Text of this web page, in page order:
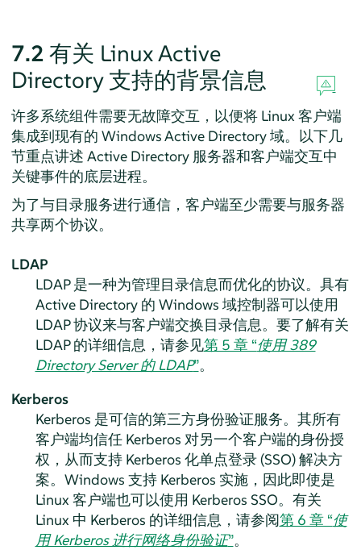
7.2 有关 Linux Active
Directory 支持的背景信息
许多系统组件需要无故障交互，以便将 Linux 客户端
集成到现有的 Windows Active Directory 域。以下几
节重点讲述 Active Directory 服务器和客户端交互中
关键事件的底层进程。
为了与目录服务进行通信，客户端至少需要与服务器
共享两个协议。
LDAP
LDAP 是一种为管理目录信息而优化的协议。具有
Active Directory 的 Windows 域控制器可以使用
LDAP 协议来与客户端交换目录信息。要了解有关
LDAP 的详细信息，请参见第 5 章 “使用 389
Directory Server 的 LDAP”。
Kerberos
Kerberos 是可信的第三方身份验证服务。其所有
客户端均信任 Kerberos 对另一个客户端的身份授
权，从而支持 Kerberos 化单点登录 (SSO) 解决方
案。Windows 支持 Kerberos 实施，因此即使是
Linux 客户端也可以使用 Kerberos SSO。有关
Linux 中 Kerberos 的详细信息，请参阅第 6 章 “使
用 Kerberos 进行网络身份验证”。